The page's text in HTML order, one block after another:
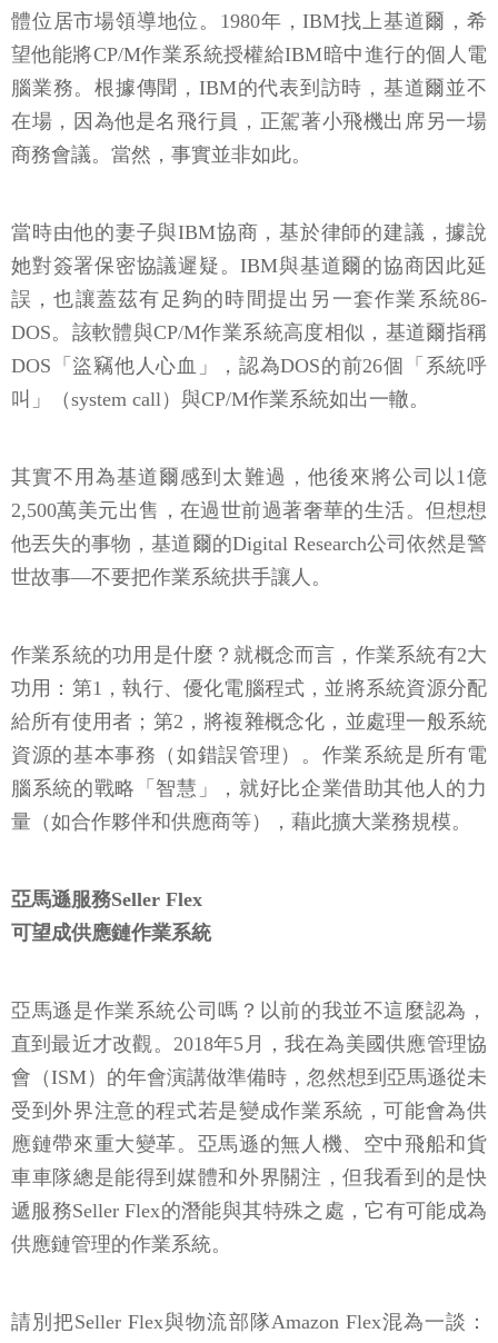
體位居市場領導地位。1980年，IBM找上基道爾，希
望他能將CP/M作業系統授權給IBM暗中進行的個人電
腦業務。根據傳聞，IBM的代表到訪時，基道爾並不
在場，因為他是名飛行員，正駕著小飛機出席另一場
商務會議。當然，事實並非如此。
當時由他的妻子與IBM協商，基於律師的建議，據說
她對簽署保密協議遲疑。IBM與基道爾的協商因此延
誤，也讓蓋茲有足夠的時間提出另一套作業系統86-
DOS。該軟體與CP/M作業系統高度相似，基道爾指稱
DOS「盜竊他人心血」，認為DOS的前26個「系統呼
叫」（system call）與CP/M作業系統如出一轍。
其實不用為基道爾感到太難過，他後來將公司以1億
2,500萬美元出售，在過世前過著奢華的生活。但想想
他丟失的事物，基道爾的Digital Research公司依然是警
世故事—不要把作業系統拱手讓人。
作業系統的功用是什麼？就概念而言，作業系統有2大
功用：第1，執行、優化電腦程式，並將系統資源分配
給所有使用者；第2，將複雜概念化，並處理一般系統
資源的基本事務（如錯誤管理）。作業系統是所有電
腦系統的戰略「智慧」，就好比企業借助其他人的力
量（如合作夥伴和供應商等），藉此擴大業務規模。
亞馬遜服務Seller Flex
可望成供應鏈作業系統
亞馬遜是作業系統公司嗎？以前的我並不這麼認為，
直到最近才改觀。2018年5月，我在為美國供應管理協
會（ISM）的年會演講做準備時，忽然想到亞馬遜從未
受到外界注意的程式若是變成作業系統，可能會為供
應鏈帶來重大變革。亞馬遜的無人機、空中飛船和貨
車車隊總是能得到媒體和外界關注，但我看到的是快
遞服務Seller Flex的潛能與其特殊之處，它有可能成為
供應鏈管理的作業系統。
請別把Seller Flex與物流部隊Amazon Flex混為一談：